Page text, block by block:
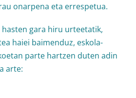
onarpena eta errespetua.
hasten gara hiru urteetatik,
haiei baimenduz, eskola-
parte hartzen duten adin
arte: